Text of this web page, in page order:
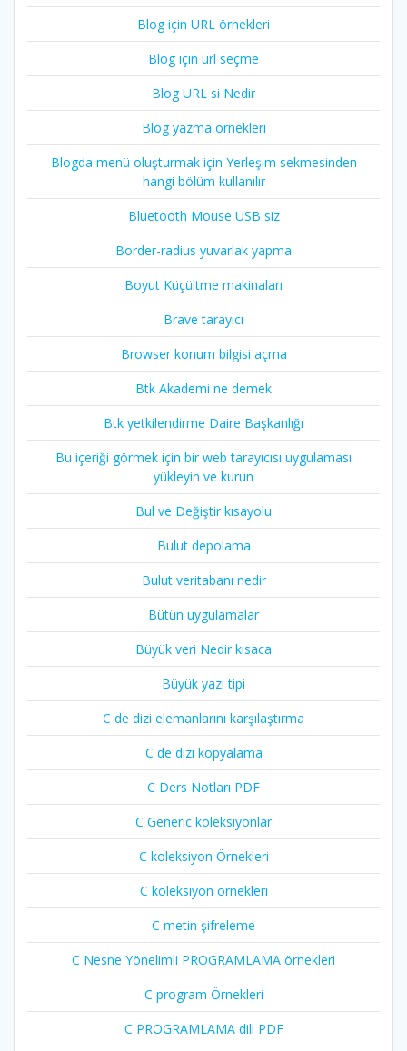
Blog için URL örnekleri
Blog için url seçme
Blog URL si Nedir
Blog yazma örnekleri
Blogda menü oluşturmak için Yerleşim sekmesinden
hangi bölüm kullanılır
Bluetooth Mouse USB siz
Border-radius yuvarlak yapma
Boyut Küçültme makinaları
Brave tarayıcı
Browser konum bilgisi açma
Btk Akademi ne demek
Btk yetkilendirme Daire Başkanlığı
Bu içeriği görmek için bir web tarayıcısı uygulaması
yükleyin ve kurun
Bul ve Değiştir kısayolu
Bulut depolama
Bulut veritabanı nedir
Bütün uygulamalar
Büyük veri Nedir kısaca
Büyük yazı tipi
C de dizi elemanlarını karşılaştırma
C de dizi kopyalama
C Ders Notları PDF
C Generic koleksiyonlar
C koleksiyon Örnekleri
C koleksiyon örnekleri
C metin şifreleme
C Nesne Yönelimli PROGRAMLAMA örnekleri
C program Örnekleri
C PROGRAMLAMA dili PDF